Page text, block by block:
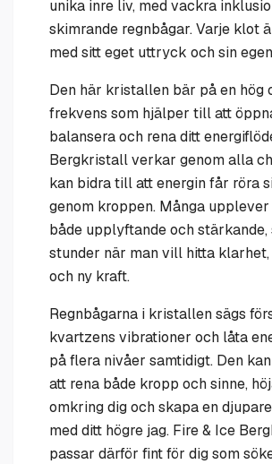
unika inre liv, med vackra
skimrande regnbågar. Varje klot
med sitt eget uttryck och sin
Den här kristallen bär på en hög
frekvens som hjälper till att
balansera och rena ditt
Bergkristall verkar genom alla
kan bidra till att energin får röra
genom kroppen. Många upplever
både upplyftande och
stunder när man vill hitta
och ny kraft.
Regnbågarna i kristallen sägs
kvartzens vibrationer och låta
på flera nivåer samtidigt. Den
att rena både kropp och sinne,
omkring dig och skapa en
med ditt högre jag. Fire & Ice
passar därför fint för dig som